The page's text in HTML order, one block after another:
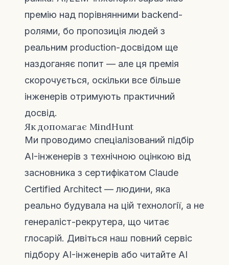
премію над порівнянними backend-
ролями, бо пропозиція людей з
реальним production-досвідом ще
наздоганяє попит — але ця премія
скорочується, оскільки все більше
інженерів отримують практичний
досвід.
Як допомагає MindHunt
Ми проводимо спеціалізований підбір
AI-інженерів з технічною оцінкою від
засновника з сертифікатом Claude
Certified Architect — людини, яка
реально будувала на цій технології, а не
генераліст-рекрутера, що читає
глосарій. Дивіться наш повний сервіс
підбору AI-інженерів або читайте AI